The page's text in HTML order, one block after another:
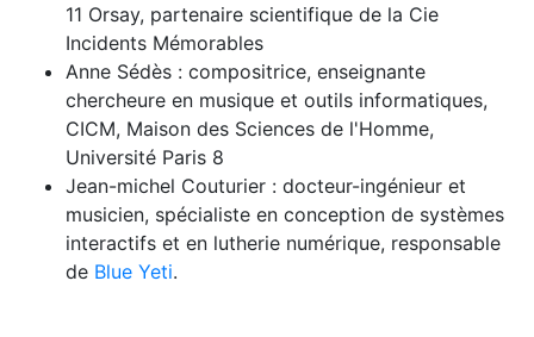
11 Orsay, partenaire scientifique de la Cie
Incidents Mémorables
Anne Sédès : compositrice, enseignante
chercheure en musique et outils informatiques,
CICM, Maison des Sciences de l'Homme,
Université Paris 8
Jean-michel Couturier : docteur-ingénieur et
musicien, spécialiste en conception de systèmes
interactifs et en lutherie numérique, responsable
de Blue Yeti.